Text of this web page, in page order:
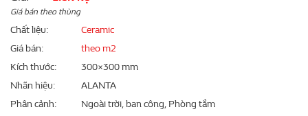
Giá bán theo thùng
Chất liệu
Ceramic
Giá bán
theo m2
Kích thước
300×300 mm
Nhãn hiệu
ALANTA
Phân cảnh
Ngoài trời, ban công, Phòng tắm